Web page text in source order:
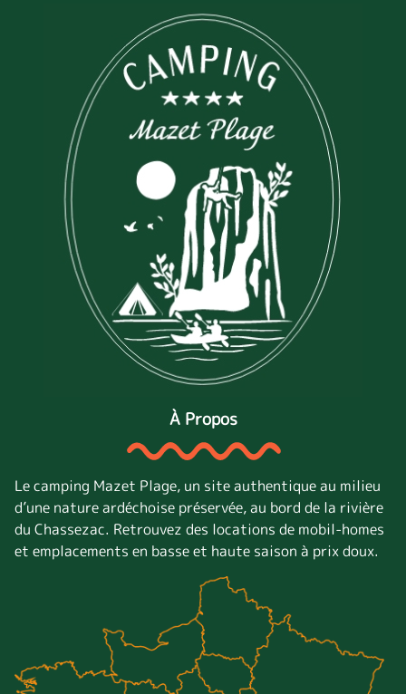
À Propos
Le camping Mazet Plage, un site authentique au milieu
d’une nature ardéchoise préservée, au bord de la rivière
du Chassezac. Retrouvez des locations de mobil-homes
et emplacements en basse et haute saison à prix doux.